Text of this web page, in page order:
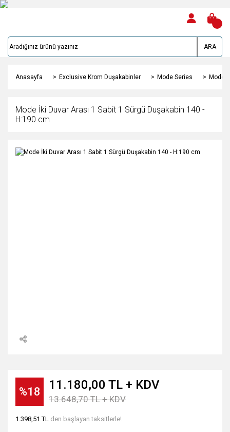
ARA
Anasayfa Exclusive Krom Duşakabinler Mode Series Mode
Mode İki Duvar Arası 1 Sabit 1 Sürgü Duşakabin 140 -
H:190 cm
%18 11.180,00 TL + KDV
13.648,70 TL + KDV
1.398,51 TL den başlayan taksitlerle!